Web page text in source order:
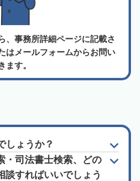
、事務所詳細ページに記載さ
はメールフォームからお問い
ます。
しょうか？
・司法書士検索、どの
談すればいいでしょう